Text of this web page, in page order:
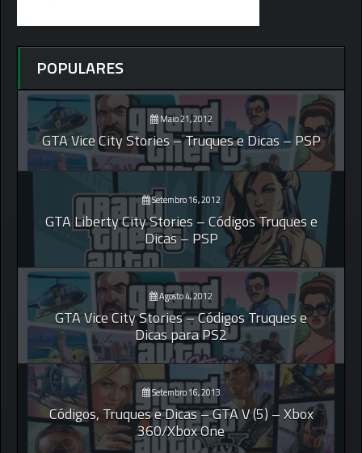
POPULARES
Maio 21, 2012
GTA Vice City Stories – Truques e Dicas – PSP
Setembro 16, 2012
GTA Liberty City Stories – Códigos Truques e
Dicas – PSP
Agosto 4, 2012
GTA Vice City Stories – Códigos Truques e
Dicas para PS2
Setembro 16, 2013
Códigos, Truques e Dicas – GTA V (5) – Xbox
360/Xbox One